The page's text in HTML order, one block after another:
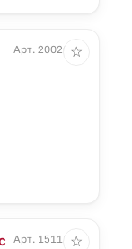
Арт. 20026.30
☆
Арт. 15111.44
☆